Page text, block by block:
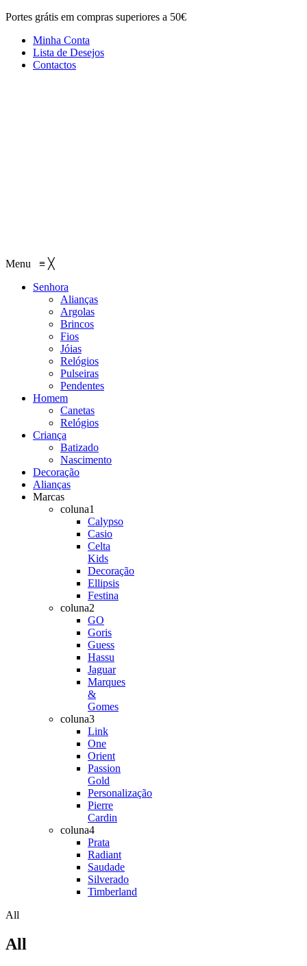
Portes grátis em compras superiores a 50€
Minha Conta
Lista de Desejos
Contactos
Menu ≡ ╳
Senhora
Alianças
Argolas
Brincos
Fios
Jóias
Relógios
Pulseiras
Pendentes
Homem
Canetas
Relógios
Criança
Batizado
Nascimento
Decoração
Alianças
Marcas
coluna1
Calypso
Casio
Celta
Kids
Decoração
Ellipsis
Festina
coluna2
GO
Goris
Guess
Hassu
Jaguar
Marques
&
Gomes
coluna3
Link
One
Orient
Passion
Gold
Personalização
Pierre
Cardin
coluna4
Prata
Radiant
Saudade
Silverado
Timberland
All
All